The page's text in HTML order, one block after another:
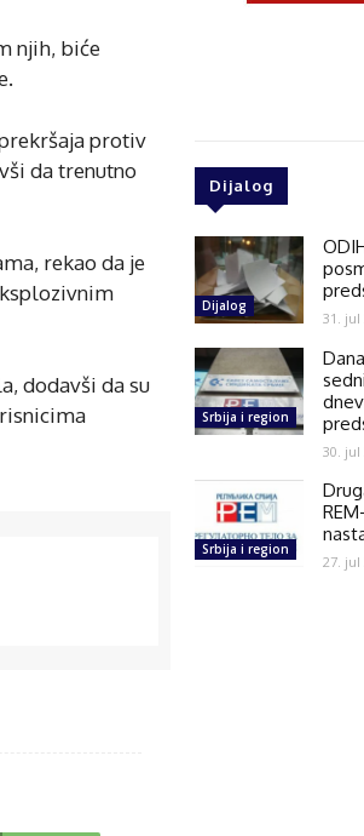
njih, biće
protiv
da trenutno
rekao da je
dodavši da su
Dijalog
Dijalog
31. jul
Srbija i region
30. jul
Srbija i region
27. jul